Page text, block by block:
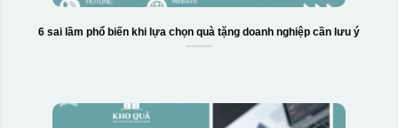
Hộp xi 2 cốc
6 sai lầm phổ biến khi lựa chọn quà tặng doanh nghiệp cần lưu ý